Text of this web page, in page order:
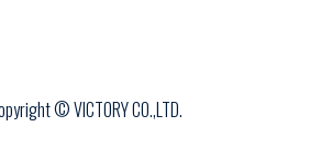
© VICTORY CO.,LTD.